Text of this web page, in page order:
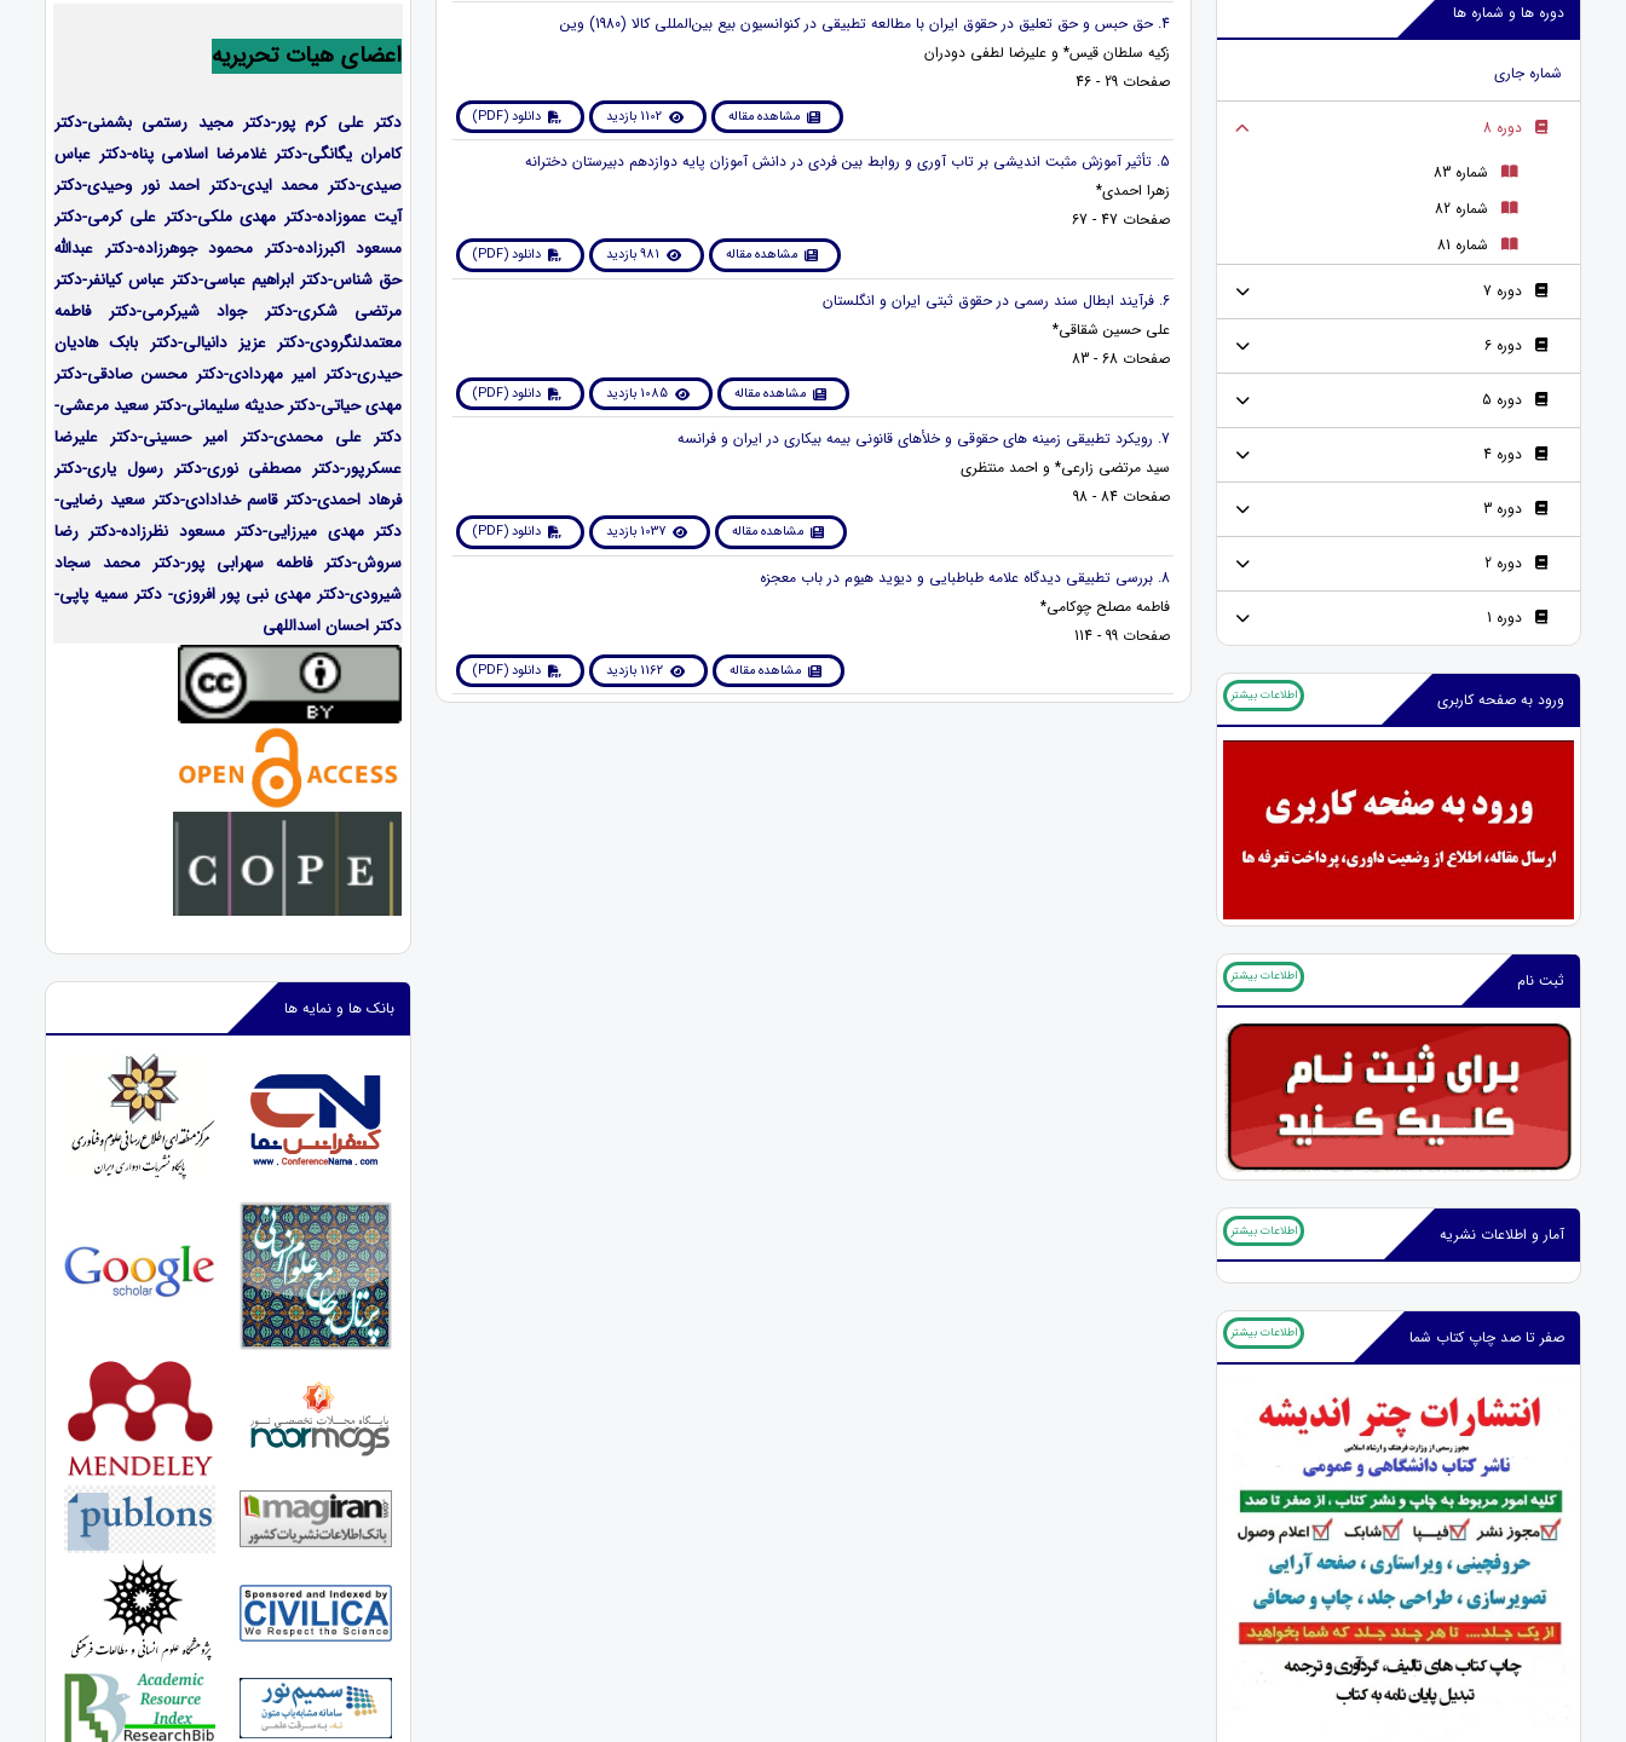
دوره ها و شماره ها
شماره جاری
دوره 8
شماره 83
شماره 82
شماره 81
دوره 7
دوره 6
دوره 5
دوره 4
دوره 3
دوره 2
دوره 1
ورود به صفحه کاربری اطلاعات بیشتر
ثبت نام اطلاعات بیشتر
آمار و اطلاعات نشریه اطلاعات بیشتر
صفر تا صد چاپ کتاب شما اطلاعات بیشتر
4. حق حبس و حق تعلیق در حقوق ایران با مطالعه تطبیقی در کنوانسیون بیع بین‌المللی کالا (1980) وین
زکیه سلطان ‌قیس* و علیرضا لطفی دودران
صفحات 29 - 46
مشاهده مقاله 1102 بازدید دانلود (PDF)
5. تأثیر آموزش مثبت اندیشی بر تاب آوری و روابط بین فردی در دانش آموزان پایه دوازدهم دبیرستان دخترانه
زهرا احمدی*
صفحات 47 - 67
مشاهده مقاله 981 بازدید دانلود (PDF)
6. فرآیند ابطال سند رسمی در حقوق ثبتی ایران و انگلستان
علی حسین شقاقی*
صفحات 68 - 83
مشاهده مقاله 1085 بازدید دانلود (PDF)
7. رویکرد تطبیقی زمینه های حقوقی و خلأهای قانونی بیمه بیکاری در ایران و فرانسه
سید مرتضی زارعی* و احمد منتظری
صفحات 84 - 98
مشاهده مقاله 1037 بازدید دانلود (PDF)
8. بررسی تطبیقی دیدگاه علامه طباطبایی و دیوید هیوم در باب معجزه
فاطمه مصلح چوکامی*
صفحات 99 - 114
مشاهده مقاله 1162 بازدید دانلود (PDF)
اعضای هیات تحریریه
دکتر علی کرم پور-دکتر مجید رستمی بشمنی-دکتر
کامران یگانگی-دکتر غلامرضا اسلامی پناه-دکتر عباس
صیدی-دکتر محمد ایدی-دکتر احمد نور وحیدی-دکتر
آیت عموزاده-دکتر مهدی ملکی-دکتر علی کرمی-دکتر
مسعود اکبرزاده-دکتر محمود جوهرزاده-دکتر عبدالله
حق شناس-دکتر ابراهیم عباسی-دکتر عباس کیانفر-دکتر
مرتضی شکری-دکتر جواد شیرکرمی-دکتر فاطمه
معتمدلنگرودی-دکتر عزیز دانیالی-دکتر بابک هادیان
حیدری-دکتر امیر مهردادی-دکتر محسن صادقی-دکتر
مهدی حیاتی-دکتر حدیثه سلیمانی-دکتر سعید مرعشی-
دکتر علی محمدی-دکتر امیر حسینی-دکتر علیرضا
عسکرپور-دکتر مصطفی نوری-دکتر رسول یاری-دکتر
فرهاد احمدی-دکتر قاسم خدادادی-دکتر سعید رضایی-
دکتر مهدی میرزایی-دکتر مسعود نظرزاده-دکتر رضا
سروش-دکتر فاطمه سهرابی پور-دکتر محمد سجاد
شیرودی-دکتر مهدی نبی پور افروزی- دکتر سمیه پاپی-
دکتر احسان اسداللهی
بانک ها و نمایه ها